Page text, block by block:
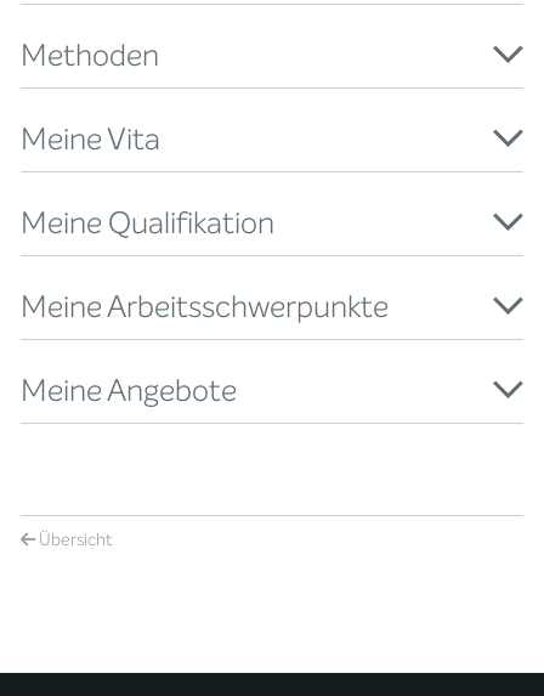
Methoden
Meine Vita
Meine Qualifikation
Meine Arbeitsschwerpunkte
Meine Angebote
Übersicht